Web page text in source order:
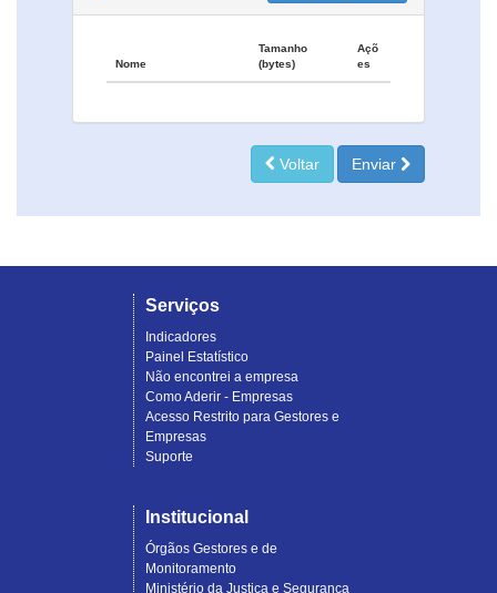
Nome
Tamanho
(bytes)
Açõ
es
Voltar Enviar
Serviços
Indicadores
Painel Estatístico
Não encontrei a empresa
Como Aderir - Empresas
Acesso Restrito para Gestores e
Empresas
Suporte
Institucional
Órgãos Gestores e de
Monitoramento
Ministério da Justiça e Segurança